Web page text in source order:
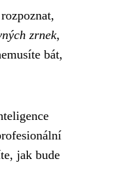
zrnek,
bát,
jak bude